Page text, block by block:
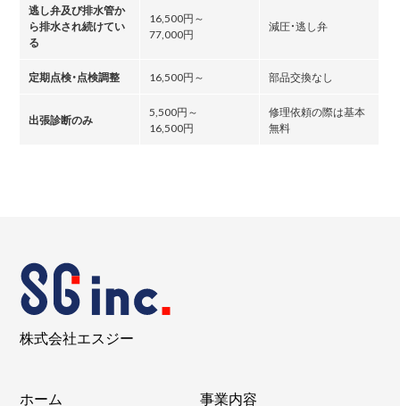
逃し弁及び排水管か
ら排水され続けてい
る
16,500円～
77,000円
減圧・逃し弁
定期点検・点検調整 16,500円～ 部品交換なし
出張診断のみ
5,500円～
16,500円
修理依頼の際は基本
無料
株式会社エスジー
ホーム 事業内容